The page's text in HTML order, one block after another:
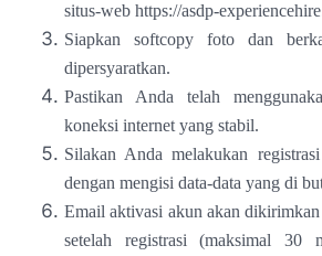
situs-web https://asdp-
Siapkan softcopy foto dan
dipersyaratkan.
Pastikan Anda telah
koneksi internet yang stabil.
Silakan Anda melakukan
dengan mengisi data-data yang di
Email aktivasi akun akan
setelah registrasi (maksimal